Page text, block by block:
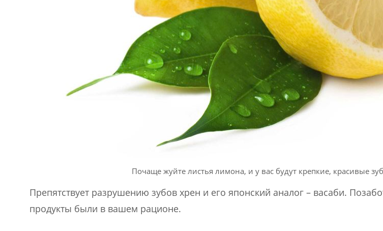
Почаще жуйте листья лимона, и у вас будут крепкие, красивые
Препятствует разрушению зубов хрен и его японский аналог – васаби.
продукты были в вашем рационе.